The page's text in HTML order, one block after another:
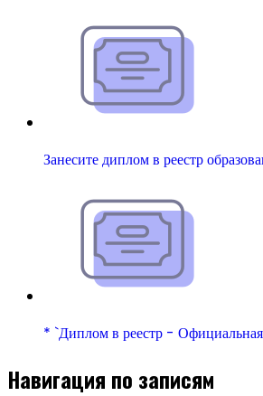
Занесите диплом в реестр
* `Диплом в реестр -
Навигация по записям